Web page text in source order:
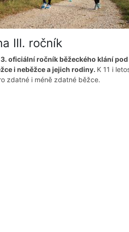
III. ročník
oficiální ročník běžeckého klání pod
i neběžce a jejich rodiny. K 11 i
zdatné i méně zdatné běžce.